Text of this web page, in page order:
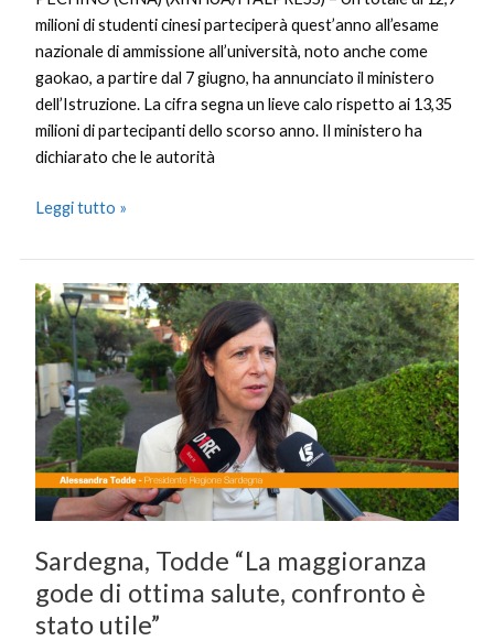
milioni di studenti cinesi parteciperà quest’anno all’esame
nazionale di ammissione all’università, noto anche come
gaokao, a partire dal 7 giugno, ha annunciato il ministero
dell’Istruzione. La cifra segna un lieve calo rispetto ai 13,35
milioni di partecipanti dello scorso anno. Il ministero ha
dichiarato che le autorità
Leggi tutto »
Sardegna, Todde “La maggioranza
gode di ottima salute, confronto è
stato utile”
Sardegna,
Todde
“La
maggioranza
gode
di
ottima
salute,
confronto
stato
utile”